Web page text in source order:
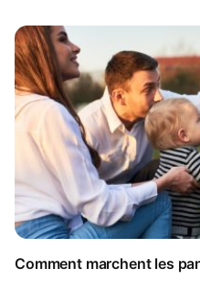
Comment marchent les